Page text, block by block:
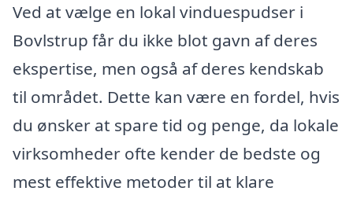
Ved at vælge en lokal vinduespudser i
Bovlstrup får du ikke blot gavn af deres
ekspertise, men også af deres kendskab
til området. Dette kan være en fordel, hvis
du ønsker at spare tid og penge, da lokale
virksomheder ofte kender de bedste og
mest effektive metoder til at klare